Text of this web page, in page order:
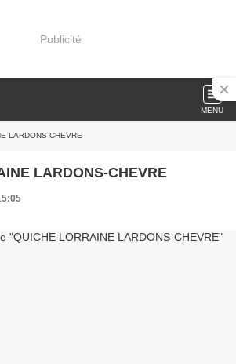
Publicité
MENU
LARDONS-CHEVRE
LARDONS-CHEVRE